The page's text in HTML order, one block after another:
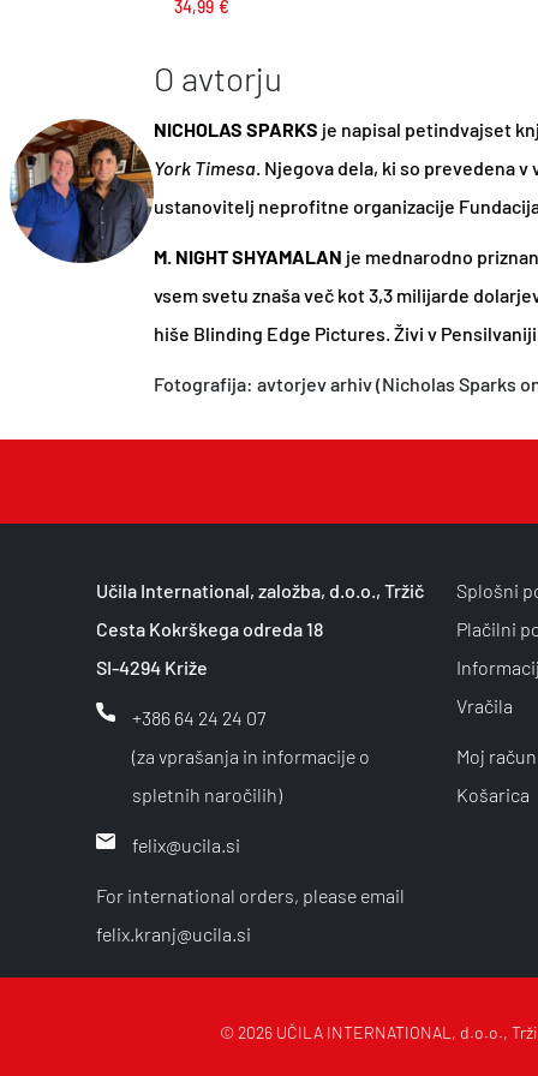
1
4
,
9
0
€
4
1
€
.
34,99 €
O avtorju
NICHOLAS SPARKS je napisal petindvajset
York Timesa. Njegova dela, ki so prevedena
ustanovitelj neprofitne organizacije
M. NIGHT SHYAMALAN je mednarodno
vsem svetu znaša več kot 3,3 milijarde
hiše Blinding Edge Pictures. Živi v
Fotografija: avtorjev arhiv (Nicholas Sparks
Učila International, založba, d.o.o., Tržič
Cesta Kokrškega odreda 18
SI-4294 Križe
+386 64 24 24 07
(za vprašanja in informacije o
spletnih naročilih)
felix@ucila.si
For international orders, please email
felix.kranj@ucila.si
Splošni
Plačilni
Vračila
Moj račun
Košarica
© 2026 UČILA INTERNATIONAL, d.o.o.,